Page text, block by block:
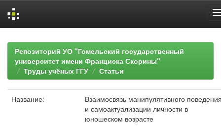
navigationРепозиторий УО "Гомельский государственный
университет имени Франциска Скорины"
Труды учёных ГГУ
Статьи
Название:
Взаимосвязь манипулятивного
и самоактуализации личности в
юношеском возрасте